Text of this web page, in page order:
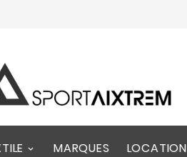
MARQUES LOCATION